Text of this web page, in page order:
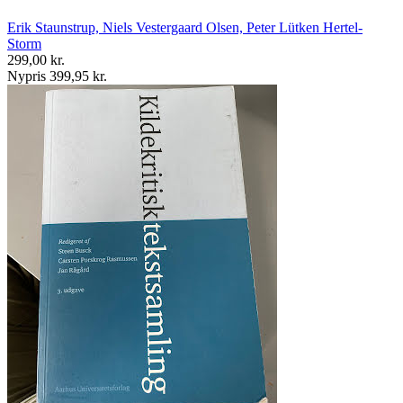
Erik Staunstrup, Niels Vestergaard Olsen, Peter Lütken Hertel-
Storm
299,00 kr.
Nypris 399,95 kr.